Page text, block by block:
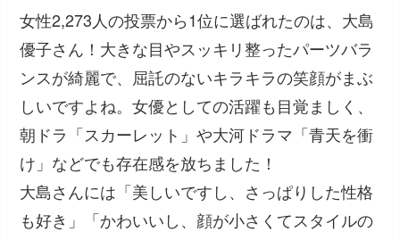
女性2,273人の投票から1位に選ばれたのは、大島
優子さん！大きな目やスッキリ整ったパーツバラ
ンスが綺麗で、屈託のないキラキラの笑顔がまぶ
しいですよね。女優としての活躍も目覚ましく、
朝ドラ「スカーレット」や大河ドラマ「青天を衝
け」などでも存在感を放ちました！
大島さんには 「美しいですし、さっぱりした性格
も好き」「かわいいし、顔が小さくてスタイルの